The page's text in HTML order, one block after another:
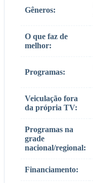
Gêneros:
O que faz de
melhor:
Programas:
Veiculação fora
da própria TV:
Programas na
grade
nacional/regional:
Financiamento: